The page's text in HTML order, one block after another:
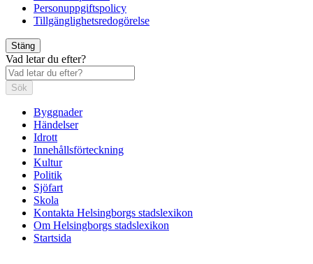
Personuppgiftspolicy
Tillgänglighetsredogörelse
Stäng
Vad letar du efter?
Sök
Byggnader
Händelser
Idrott
Innehållsförteckning
Kultur
Politik
Sjöfart
Skola
Kontakta Helsingborgs stadslexikon
Om Helsingborgs stadslexikon
Startsida